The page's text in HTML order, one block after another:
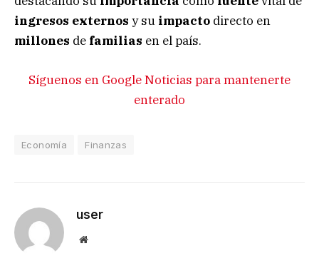
ingresos externos y su impacto directo en
millones de familias en el país.
Síguenos en Google Noticias para mantenerte
enterado
Economía Finanzas
user
Website